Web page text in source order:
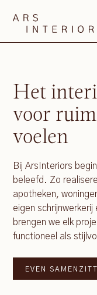
Het
voor
voelen
Bij ArsInteriors
beleefd. Zo
apotheken,
eigen
brengen we elk
functioneel als
EVEN